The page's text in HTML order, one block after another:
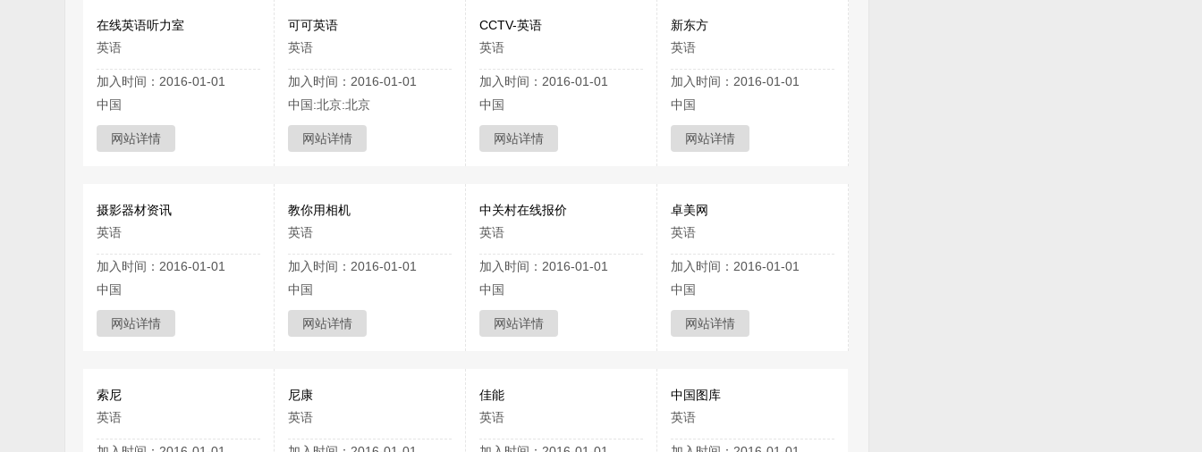
在线英语听力室
英语
加入时间：2016-01-01
中国
网站详情
可可英语
英语
加入时间：2016-01-01
中国:北京:北京
网站详情
CCTV-英语
英语
加入时间：2016-01-01
中国
网站详情
新东方
英语
加入时间：2016-01-01
中国
网站详情
摄影器材资讯
英语
加入时间：2016-01-01
中国
网站详情
教你用相机
英语
加入时间：2016-01-01
中国
网站详情
中关村在线报价
英语
加入时间：2016-01-01
中国
网站详情
卓美网
英语
加入时间：2016-01-01
中国
网站详情
索尼
英语
尼康
英语
佳能
英语
中国图库
英语